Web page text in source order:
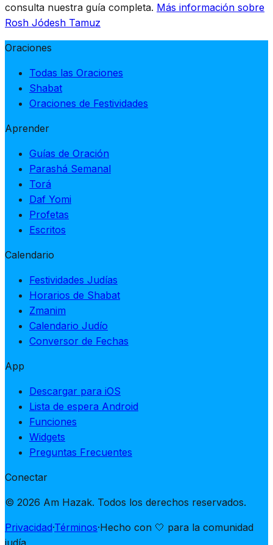
consulta nuestra guía completa. Más información sobre
Rosh Jódesh Tamuz
Oraciones
Todas las Oraciones
Shabat
Oraciones de Festividades
Aprender
Guías de Oración
Parashá Semanal
Torá
Daf Yomi
Profetas
Escritos
Calendario
Festividades Judías
Horarios de Shabat
Zmanim
Calendario Judío
Conversor de Fechas
App
Descargar para iOS
Lista de espera Android
Funciones
Widgets
Preguntas Frecuentes
Conectar
© 2026 Am Hazak. Todos los derechos reservados.
Privacidad·Términos·Hecho con 🤍 para la comunidad
judía